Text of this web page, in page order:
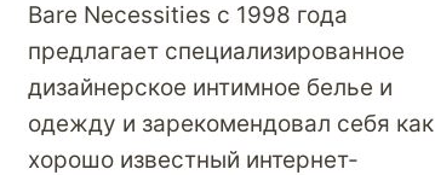
Bare Necessities с 1998 года
предлагает специализированное
дизайнерское интимное белье и
одежду и зарекомендовал себя как
хорошо известный интернет-